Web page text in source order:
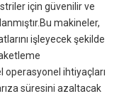
için güvenilir ve
makineler,
işleyecek şekilde
operasyonel ihtiyaçları
süresini azaltacak